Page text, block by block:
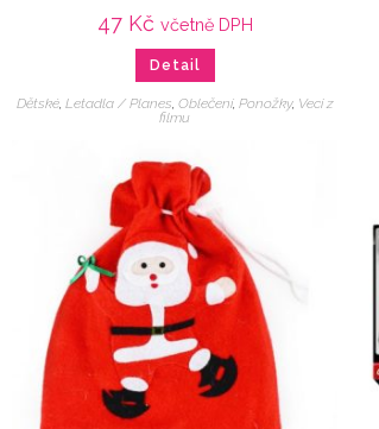
47 Kč včetně DPH
Detail
Dětské, Letadla / Planes, Oblečení, Ponožky, Veci z
filmu